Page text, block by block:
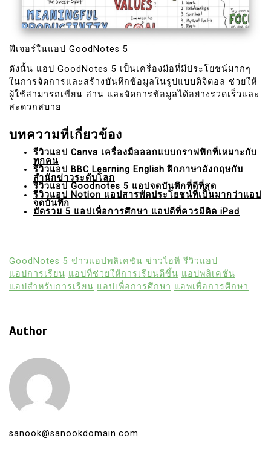
ฟีเจอร์ในแอป GoodNotes 5
ดังนั้น แอป GoodNotes 5 เป็นเครื่องมือที่มีประโยชน์มากๆ
ในการจัดการและสร้างบันทึกข้อมูลในรูปแบบดิจิตอล ช่วยให้
ผู้ใช้สามารถเขียน อ่าน และจัดการข้อมูลได้อย่างรวดเร็วและ
สะดวกสบาย
บทความที่เกี่ยวข้อง
รีวิวแอป Canva เครื่องมือออกแบบกราฟฟิกที่เหมาะกับ
ทุกคน
รีวิวแอป BBC Learning English ฝึกภาษาอังกฤษกับ
สำนักข่าวระดับโลก
รีวิวแอป Goodnotes 5 แอปจดบันทึกที่ดีที่สุด
รีวิวแอป Notion แอปสารพัดประโยชน์ที่เป็นมากว่าแอป
จดบันทึก
มัดรวม 5 แอปเพื่อการศึกษา แอปดีที่ควรมีติด iPad
GoodNotes 5 ข่าวแอปพลิเคชัน ข่าวไอที รีวิวแอป
แอปการเรียน แอปที่ช่วยให้การเรียนดีขึ้น แอปพลิเคชัน
แอปสำหรับการเรียน แอปเพื่อการศึกษา แอพเพื่อการศึกษา
Author
sanook@sanookdomain.com